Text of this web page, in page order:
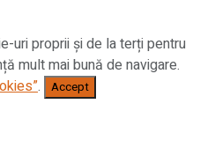
uri proprii și de la terți pentru
mult mai bună de navigare.
. Accept